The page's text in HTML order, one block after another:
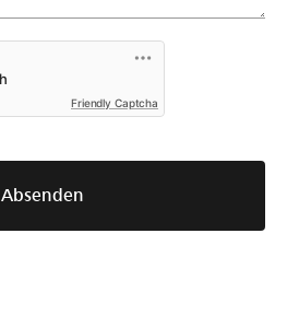
Friendly Captcha
Absenden